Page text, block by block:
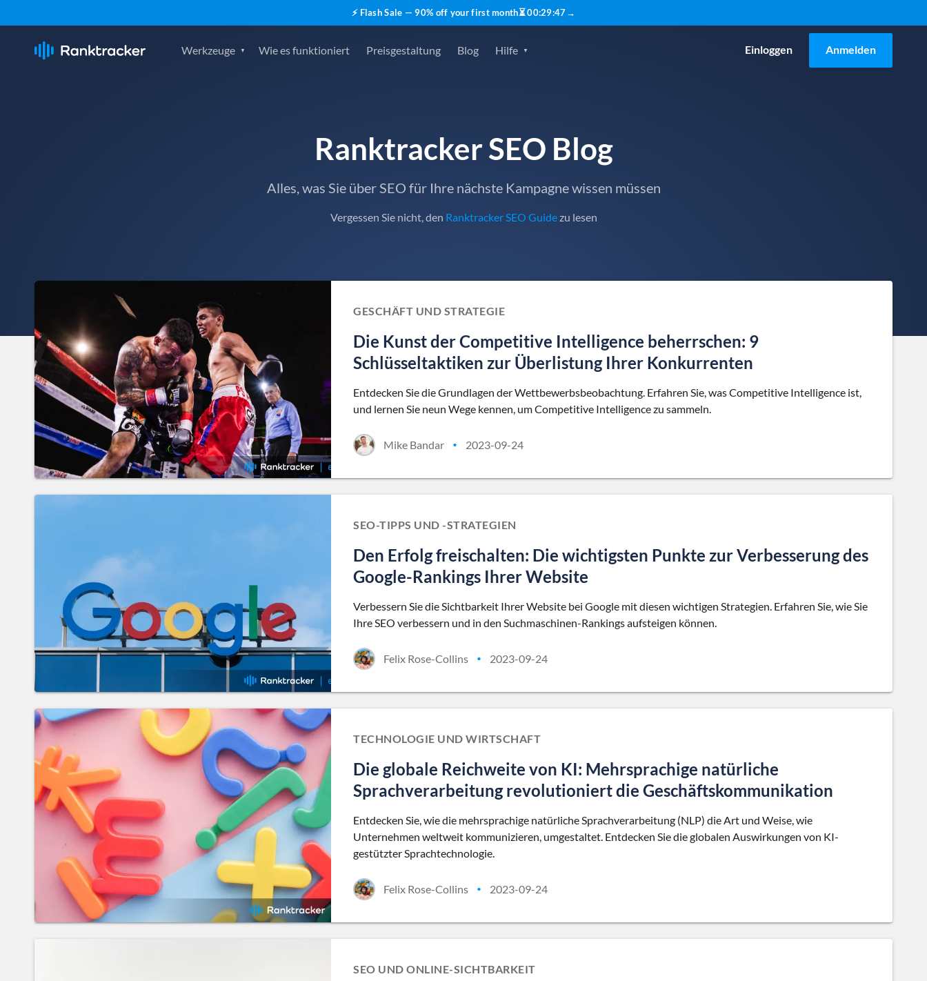
⚡ Flash Sale — 90% off your first month⏳00:29:45→
Werkzeuge Wie es funktioniert Preisgestaltung Blog Hilfe Einloggen Anmelden
Ranktracker SEO Blog
Alles, was Sie über SEO für Ihre nächste Kampagne wissen müssen
Vergessen Sie nicht, den Ranktracker SEO Guidezu lesen
GESCHÄFT UND STRATEGIE
Die Kunst der Competitive Intelligence beherrschen: 9
Schlüsseltaktiken zur Überlistung Ihrer Konkurrenten
Entdecken Sie die Grundlagen der Wettbewerbsbeobachtung. Erfahren Sie, was Competitive Intelligence ist,
und lernen Sie neun Wege kennen, um Competitive Intelligence zu sammeln.
Mike Bandar • 2023-09-24
SEO-TIPPS UND -STRATEGIEN
Den Erfolg freischalten: Die wichtigsten Punkte zur Verbesserung des
Google-Rankings Ihrer Website
Verbessern Sie die Sichtbarkeit Ihrer Website bei Google mit diesen wichtigen Strategien. Erfahren Sie, wie Sie
Ihre SEO verbessern und in den Suchmaschinen-Rankings aufsteigen können.
Felix Rose-Collins • 2023-09-24
TECHNOLOGIE UND WIRTSCHAFT
Die globale Reichweite von KI: Mehrsprachige natürliche
Sprachverarbeitung revolutioniert die Geschäftskommunikation
Entdecken Sie, wie die mehrsprachige natürliche Sprachverarbeitung (NLP) die Art und Weise, wie
Unternehmen weltweit kommunizieren, umgestaltet. Entdecken Sie die globalen Auswirkungen von KI-
gestützter Sprachtechnologie.
Felix Rose-Collins • 2023-09-24
SEO UND ONLINE-SICHTBARKEIT